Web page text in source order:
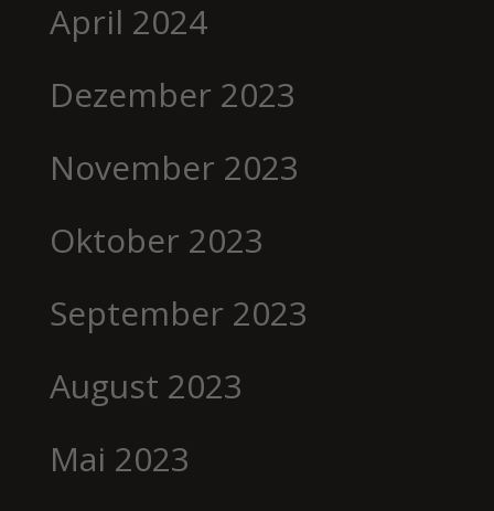
April 2024
Dezember 2023
November 2023
Oktober 2023
September 2023
August 2023
Mai 2023